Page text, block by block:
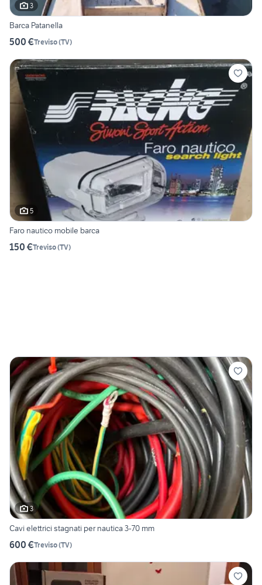
3
Barca Patanella
500 €Treviso(TV)
5
Faro nautico mobile barca
150 €Treviso(TV)
3
Cavi elettrici stagnati per nautica 3-70 mm
600 €Treviso(TV)